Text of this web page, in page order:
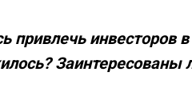
привлечь
Заинтересованы